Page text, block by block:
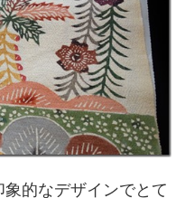
的なデザインでとて